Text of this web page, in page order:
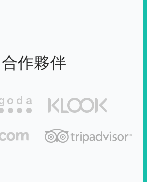
合作夥伴